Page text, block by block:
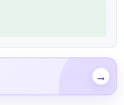
→